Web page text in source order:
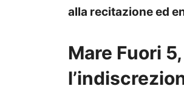
alla recitazione ed
Mare Fuori